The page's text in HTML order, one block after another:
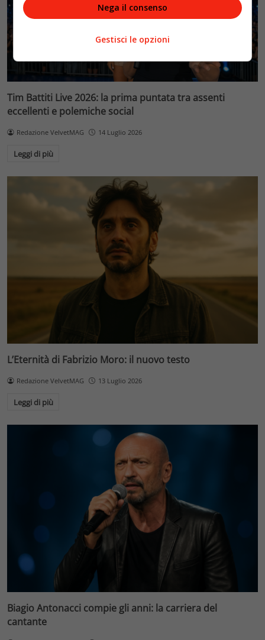
Tim Battiti Live 2026: la prima puntata tra assenti
eccellenti e polemiche social
Redazione VelvetMAG 14 Luglio 2026
Leggi di più
L’Eternità di Fabrizio Moro: il nuovo testo
Redazione VelvetMAG 13 Luglio 2026
Leggi di più
Biagio Antonacci compie gli anni: la carriera del
cantante
Nega il consenso
Gestisci le opzioni